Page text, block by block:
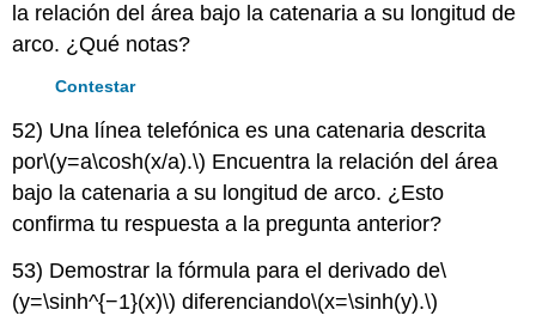
la relación del área bajo la catenaria a su longitud de
arco. ¿Qué notas?
Contestar
52) Una línea telefónica es una catenaria descrita
por\(y=a\cosh(x/a).\) Encuentra la relación del área
bajo la catenaria a su longitud de arco. ¿Esto
confirma tu respuesta a la pregunta anterior?
53) Demostrar la fórmula para el derivado de\
(y=\sinh^{−1}(x)\) diferenciando\(x=\sinh(y).\)